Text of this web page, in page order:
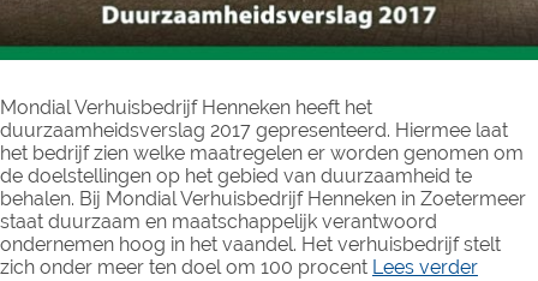
Mondial Verhuisbedrijf Henneken heeft het
duurzaamheidsverslag 2017 gepresenteerd. Hiermee laat
het bedrijf zien welke maatregelen er worden genomen om
de doelstellingen op het gebied van duurzaamheid te
behalen. Bij Mondial Verhuisbedrijf Henneken in Zoetermeer
staat duurzaam en maatschappelijk verantwoord
ondernemen hoog in het vaandel. Het verhuisbedrijf stelt
zich onder meer ten doel om 100 procent Lees verder